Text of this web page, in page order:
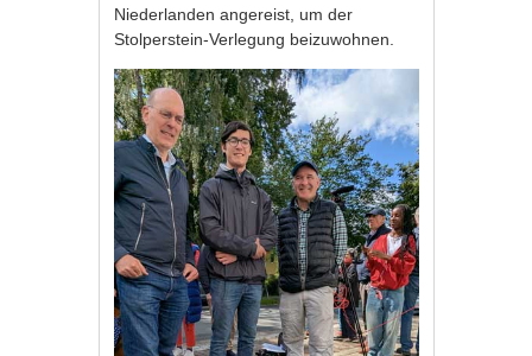
Niederlanden angereist, um der
Stolperstein-Verlegung beizuwohnen.